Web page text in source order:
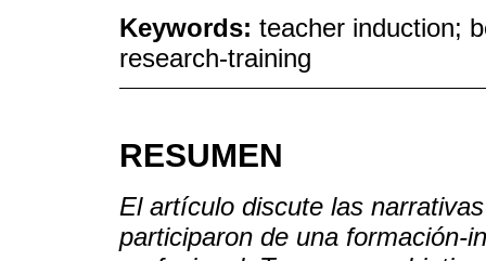
Keywords: teacher induction;
research-training
RESUMEN
El artículo discute las
participaron de una formación-